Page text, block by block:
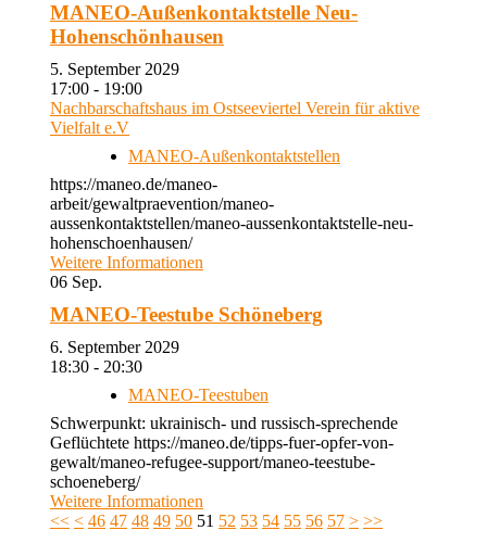
MANEO-Außenkontaktstelle Neu-
Hohenschönhausen
5. September 2029
17:00 - 19:00
Nachbarschaftshaus im Ostseeviertel Verein für aktive
Vielfalt e.V
MANEO-Außenkontaktstellen
https://maneo.de/maneo-
arbeit/gewaltpraevention/maneo-
aussenkontaktstellen/maneo-aussenkontaktstelle-neu-
hohenschoenhausen/
Weitere Informationen
06 Sep.
MANEO-Teestube Schöneberg
6. September 2029
18:30 - 20:30
MANEO-Teestuben
Schwerpunkt: ukrainisch- und russisch-sprechende
Geflüchtete https://maneo.de/tipps-fuer-opfer-von-
gewalt/maneo-refugee-support/maneo-teestube-
schoeneberg/
Weitere Informationen
<< < 46 47 48 49 50 51 52 53 54 55 56 57 > >>